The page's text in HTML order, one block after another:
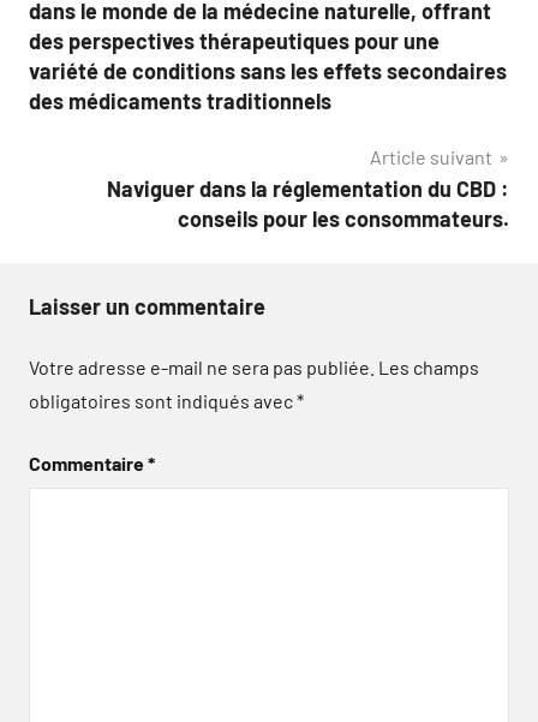
l’article
dans le monde de la médecine naturelle, offrant
des perspectives thérapeutiques pour une
variété de conditions sans les effets secondaires
des médicaments traditionnels
Article suivant
Naviguer dans la réglementation du CBD :
conseils pour les consommateurs.
Laisser un commentaire
Votre adresse e-mail ne sera pas publiée. Les champs
obligatoires sont indiqués avec*
Commentaire*